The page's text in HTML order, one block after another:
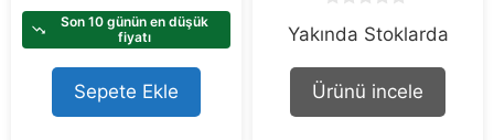
t
f
5
Son 10 günün en düşük
fiyatı
Sepete Ekle
o
t
f
Yakında Stoklarda
Ürünü incele